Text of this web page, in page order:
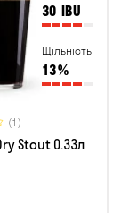
30 IBU
Щільність
13%
(1)
Stout 0.33л